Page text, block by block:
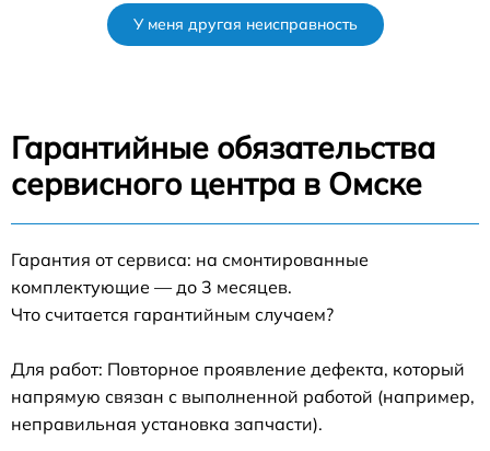
У меня другая неисправность
Гарантийные обязательства
сервисного центра в Омске
Гарантия от сервиса: на смонтированные
комплектующие — до 3 месяцев.
Что считается гарантийным случаем?
Для работ: Повторное проявление дефекта, который
напрямую связан с выполненной работой (например,
неправильная установка запчасти).